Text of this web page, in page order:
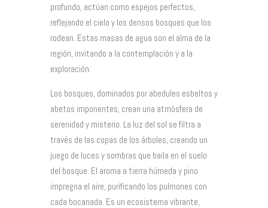
profundo, actúan como espejos perfectos,
reflejando el cielo y los densos bosques que los
rodean. Estas masas de agua son el alma de la
región, invitando a la contemplación y a la
exploración.
Los bosques, dominados por abedules esbeltos y
abetos imponentes, crean una atmósfera de
serenidad y misterio. La luz del sol se filtra a
través de las copas de los árboles, creando un
juego de luces y sombras que baila en el suelo
del bosque. El aroma a tierra húmeda y pino
impregna el aire, purificando los pulmones con
cada bocanada. Es un ecosistema vibrante,